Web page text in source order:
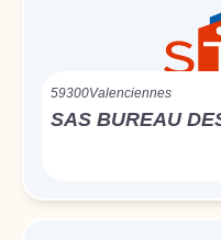
59300Valenciennes
SAS BUREAU